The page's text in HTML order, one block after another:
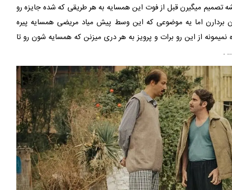
تصمیم میگیرن قبل از فوت این همسایه به هر طریقی که شده جایزه رو
بردارن اما یه موضوعی که این وسط پیش میاد مریضی همسایه پیره
از این رو برات و پرویز به هر دری میزنن که همسایه شون رو تا
.